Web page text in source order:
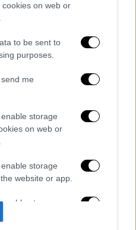
on web or
to be sent to
purposes.
me
storage
on web or
storage
website or app.
storage
ήταν σχιζοφρενής, εμμονικός,
όταν τον αντάμωσε η δόξα –
την πορεία της
στο ethnos.gr:
είναι ένας εμφύλιος, όλοι
ο ιδιοκτήτης του beach
του 4χρονου στην Πάρο -